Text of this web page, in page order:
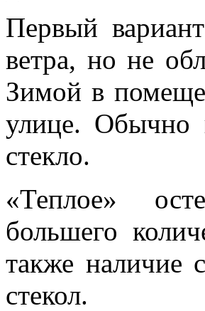
Первый
ветра, но не
Зимой в
улице. Обычно
стекло.
«Теплое»
большего
также наличие
стекол.